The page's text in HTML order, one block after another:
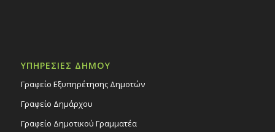
ΥΠΗΡΕΣΙΕΣ ΔΗΜΟΥ
Γραφείο Εξυπηρέτησης Δημοτών
Γραφείο Δημάρχου
Γραφείο Δημοτικού Γραμματέα